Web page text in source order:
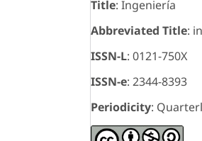
Title: Ingeniería
Abbreviated Title:
ISSN-L: 0121-750X
ISSN-e: 2344-8393
Periodicity: